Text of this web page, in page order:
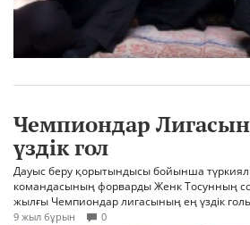
Чемпиондар
үздік гол
Дауыс беру қорытындысы бойынша
командасының форварды Женк Тосунның
жылғы Чемпиондар лигасының ең үздік
9 жыл бұрын 0